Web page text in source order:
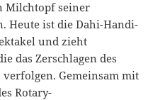
Milchtopf seiner
Heute ist die Dahi-Handi-
und zieht
das Zerschlagen des
Gemeinsam mit
Rotary-